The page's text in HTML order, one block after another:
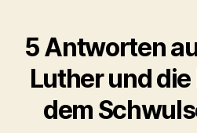
5 Antworten
Luther und
dem